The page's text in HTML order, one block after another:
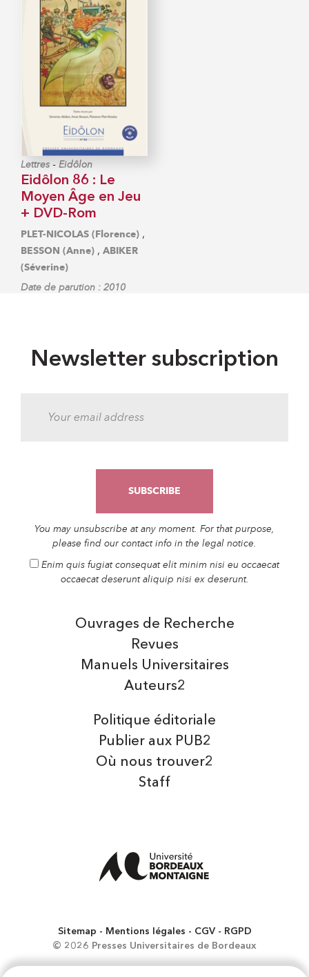
Lettres - Eidôlon
Eidôlon 86 : Le
Moyen Âge en Jeu
+ DVD-Rom
PLET-NICOLAS (Florence) ,
BESSON (Anne) , ABIKER
(Séverine)
Date de parution : 2010
Newsletter subscription
You may unsubscribe at any moment. For that purpose,
please find our contact info in the legal notice.
Enim quis fugiat consequat elit minim nisi eu occaecat
occaecat deserunt aliquip nisi ex deserunt.
Auteurs2
Manuels Universitaires
Ouvrages de Recherche
Revues
Politique éditoriale
Publier aux PUB2
Où nous trouver2
Staff
Sitemap Mentions légales CGV
RGPD
© 2026 Presses Universitaires de Bordeaux